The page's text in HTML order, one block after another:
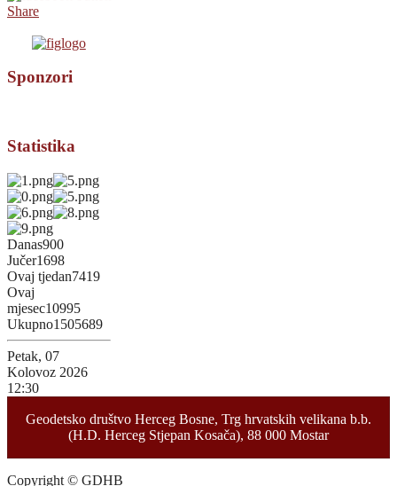
Share
Sponzori
Statistika
Danas900
Jučer1698
Ovaj tjedan7419
Ovaj
mjesec10995
Ukupno1505689
Petak, 07
Kolovoz 2026
12:30
Geodetsko društvo Herceg Bosne, Trg hrvatskih velikana b.b.
(H.D. Herceg Stjepan Kosača), 88 000 Mostar
Copyright © GDHB